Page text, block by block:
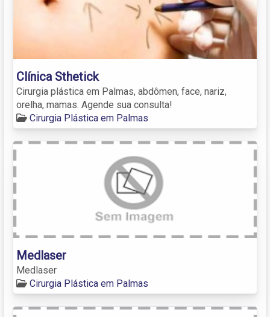
Clínica Sthetick
Cirurgia plástica em Palmas, abdômen, face, nariz,
orelha, mamas. Agende sua consulta!
Cirurgia Plástica em Palmas
Medlaser
Medlaser
Cirurgia Plástica em Palmas